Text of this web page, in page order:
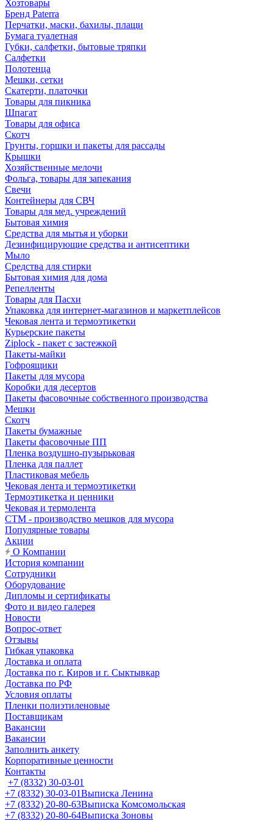
Хозтовары
Бренд Paterra
Перчатки, маски, бахилы, плащи
Бумага туалетная
Губки, салфетки, бытовые тряпки
Салфетки
Полотенца
Мешки, сетки
Скатерти, платочки
Товары для пикника
Шпагат
Товары для офиса
Скотч
Грунты, горшки и пакеты для рассады
Крышки
Хозяйственные мелочи
Фольга, товары для запекания
Свечи
Контейнеры для СВЧ
Товары для мед. учреждений
Бытовая химия
Средства для мытья и уборки
Дезинфицирующие средства и антисептики
Мыло
Средства для стирки
Бытовая химия для дома
Репелленты
Товары для Пасхи
Упаковка для интернет-магазинов и маркетплейсов
Чековая лента и термоэтикетки
Курьерские пакеты
Ziplock - пакет с застежкой
Пакеты-майки
Гофроящики
Пакеты для мусора
Коробки для десертов
Пакеты фасовочные собственного производства
Мешки
Скотч
Пакеты бумажные
Пакеты фасовочные ПП
Пленка воздушно-пузырьковая
Пленка для паллет
Пластиковая мебель
Чековая лента и термоэтикетки
Термоэтикетка и ценники
Чековая и термолента
СТМ - производство мешков для мусора
Популярные товары
Акции
О Компании
История компании
Сотрудники
Оборудование
Дипломы и сертификаты
Фото и видео галерея
Новости
Вопрос-ответ
Отзывы
Гибкая упаковка
Доставка и оплата
Доставка по г. Киров и г. Сыктывкар
Доставка по РФ
Условия оплаты
Пленки полиэтиленовые
Поставщикам
Вакансии
Вакансии
Заполнить анкету
Корпоративные ценности
Контакты
+7 (8332) 30-03-01
+7 (8332) 30-03-01Выписка Ленина
+7 (8332) 20-80-63Выписка Комсомольская
+7 (8332) 20-80-64Выписка Зоновы